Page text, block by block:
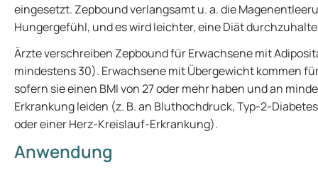
eingesetzt. Zepbound verlangsamt u. a. die
Hungergefühl, und es wird leichter, eine Diät
Ärzte verschreiben Zepbound für Erwachsene mit
mindestens 30). Erwachsene mit Übergewicht kommen
sofern sie einen BMI von 27 oder mehr haben und an
Erkrankung leiden (z. B. an Bluthochdruck, Typ-2-
oder einer Herz-Kreislauf-Erkrankung).
Anwendung